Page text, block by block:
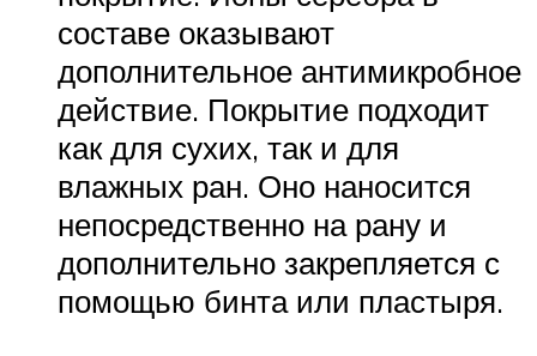
составе оказывают
дополнительное антимикробное
действие. Покрытие подходит
как для сухих, так и для
влажных ран. Оно наносится
непосредственно на рану и
дополнительно закрепляется с
помощью бинта или пластыря.